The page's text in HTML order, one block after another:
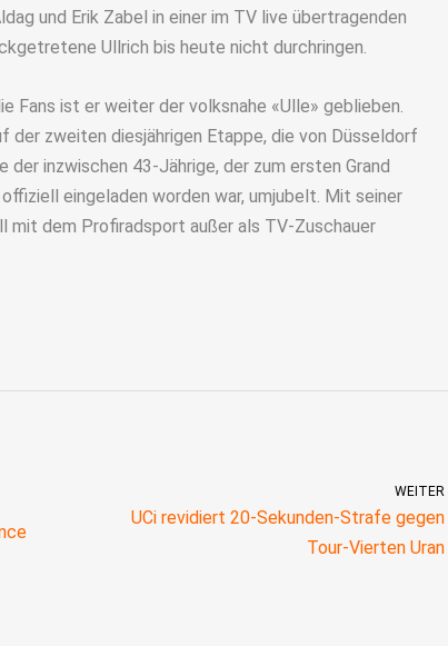
und Erik Zabel in einer im TV live übertragenden
Ullrich bis heute nicht durchringen.
Fans ist er weiter der volksnahe «Ulle» geblieben.
zweiten diesjährigen Etappe, die von Düsseldorf
inzwischen 43-Jährige, der zum ersten Grand
eingeladen worden war, umjubelt. Mit seiner
dem Profiradsport außer als TV-Zuschauer
WEITER
UCi revidiert 20-Sekunden-Strafe gegen
Tour-Vierten Uran